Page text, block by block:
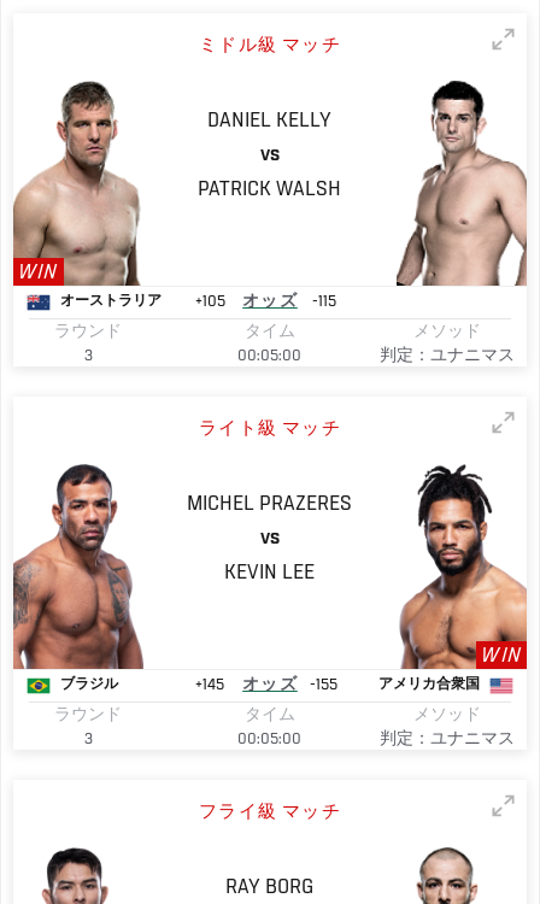
ミドル級 マッチ
WIN
DANIEL KELLY
VS
PATRICK WALSH
オーストラリア +105 オッズ
-115
ラウンド
3
タイム
00:05:00
メソッド
判定：ユナニマス
ライト級 マッチ
MICHEL PRAZERES
VS
KEVIN LEE
WIN
ブラジル +145 オッズ -155 アメリカ合衆国
ラウンド
3
タイム
00:05:00
メソッド
判定：ユナニマス
フライ級 マッチ
RAY BORG